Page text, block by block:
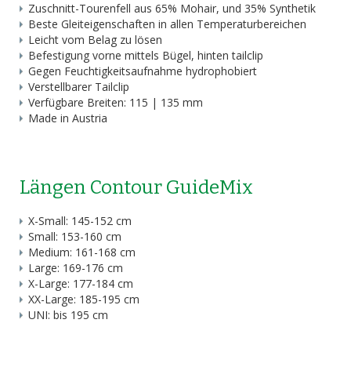
Zuschnitt-Tourenfell aus 65% Mohair, und 35% Synthetik
Beste Gleiteigenschaften in allen Temperaturbereichen
Leicht vom Belag zu lösen
Befestigung vorne mittels Bügel, hinten tailclip
Gegen Feuchtigkeitsaufnahme hydrophobiert
Verstellbarer Tailclip
Verfügbare Breiten: 115 | 135 mm
Made in Austria
Längen Contour GuideMix
X-Small: 145-152 cm
Small: 153-160 cm
Medium: 161-168 cm
Large: 169-176 cm
X-Large: 177-184 cm
XX-Large: 185-195 cm
UNI: bis 195 cm